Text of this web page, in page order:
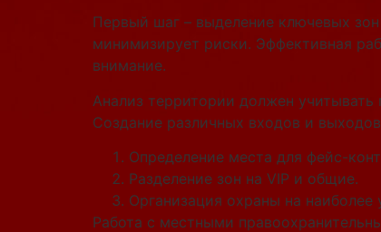
Первый шаг – выделение ключевых
минимизирует риски. Эффективная
внимание.
Анализ территории должен
Создание различных входов и
Определение места для фейс-
Разделение зон на VIP и общие.
Организация охраны на наиболее
Работа с местными